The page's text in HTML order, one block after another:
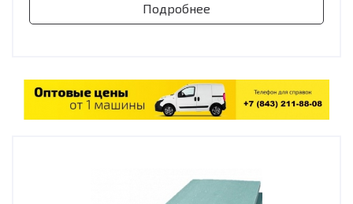
Подробнее